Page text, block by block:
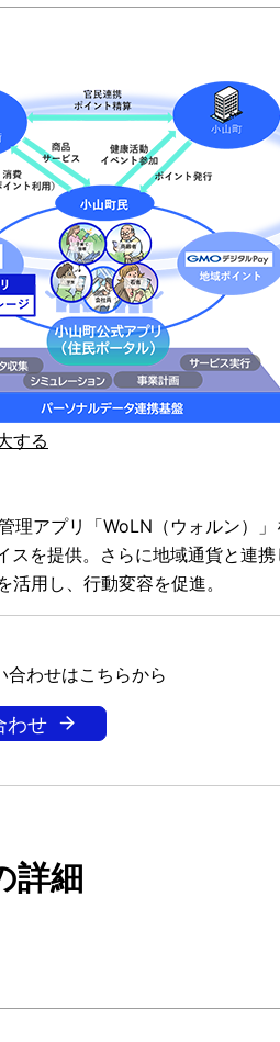
する
アプリ「WoLN（ウォルン）
を提供。さらに地域通貨と連
用し、行動変容を促進。
合わせはこちらから
わせ
詳細